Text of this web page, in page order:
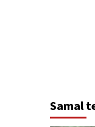
Samal